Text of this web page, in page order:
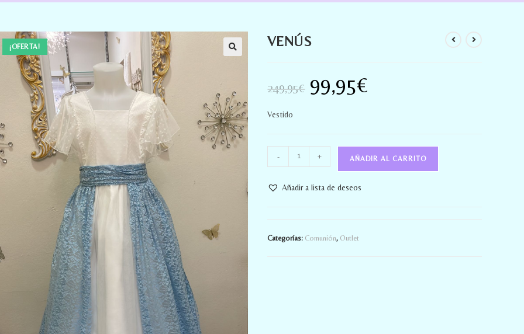
¡OFERTA! VENÚS
249,95€ 99,95€
Vestido
- + AÑADIR AL CARRITO
Añadir a lista de deseos
Categorías: Comunión, Outlet